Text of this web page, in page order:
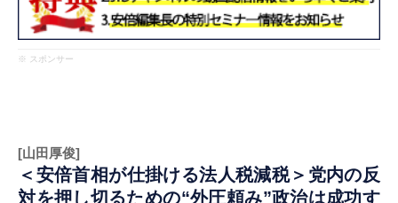
※ スポンサー
[山田厚俊]
＜安倍首相が仕掛ける法人税減税＞党内の反
対を押し切るための“外圧頼み”政治は成功す